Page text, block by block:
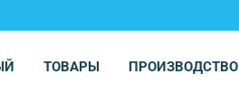
ТОВАРЫ ПРОИЗВОДСТВО